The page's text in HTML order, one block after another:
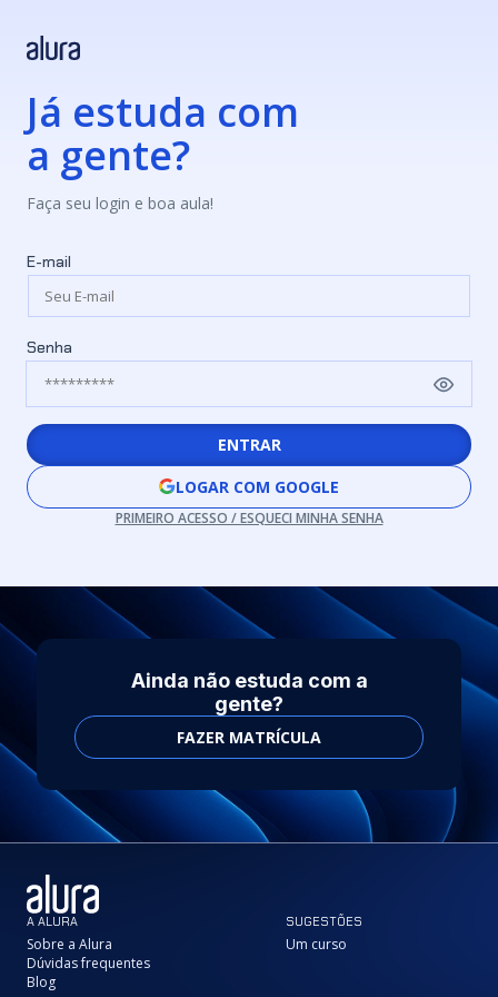
Já estuda com
a gente?
Faça seu login e boa aula!
E-mail
Senha
ENTRAR
LOGAR COM GOOGLE
PRIMEIRO ACESSO / ESQUECI MINHA SENHA
Ainda não estuda com a
gente?
FAZER MATRÍCULA
A ALURA
Sobre a Alura
Dúvidas frequentes
Blog
SUGESTÕES
Um curso